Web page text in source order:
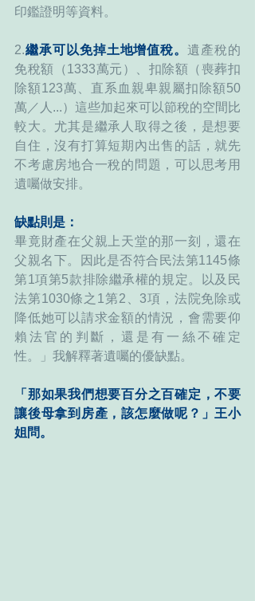
印鑑證明等資料。
2.繼承可以免掉土地增值稅。遺產稅的
免稅額（1333萬元）、扣除額（喪葬扣
除額123萬、直系血親卑親屬扣除額50
萬／人...）這些加起來可以節稅的空間比
較大。尤其是繼承人取得之後，是想要
自住，沒有打算短期內出售的話，就先
不考慮房地合一稅的問題，可以思考用
遺囑做安排。
缺點則是：
畢竟財產在父親上天堂的那一刻，還在
父親名下。因此是否符合民法第1145條
第1項第5款排除繼承權的規定。以及民
法第1030條之1第2、3項，法院免除或
降低她可以請求金額的情況，會需要仰
賴法官的判斷，還是有一絲不確定
性。」我解釋著遺囑的優缺點。
「那如果我們想要百分之百確定，不要
讓後母拿到房產，該怎麼做呢？」王小
姐問。